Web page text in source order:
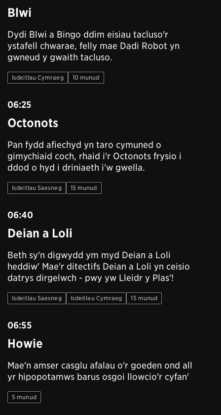
Blwi
Dydi Blwi a Bingo ddim eisiau tacluso'r
ystafell chwarae, felly mae Dadi Robot yn
gwneud y gwaith tacluso.
Isdeitlau Cymraeg 10 munud
06:25
Octonots
Pan fydd afiechyd yn taro cymuned o
gimychiaid coch, rhaid i'r Octonots frysio i
ddod o hyd i driniaeth i'w gwella.
Isdeitlau Saesneg 15 munud
06:40
Deian a Loli
Beth sy'n digwydd ym myd Deian a Loli
heddiw' Mae'r ditectifs Deian a Loli yn ceisio
datrys dirgelwch - pwy yw Lleidr y Plas'!
Isdeitlau Saesneg Isdeitlau Cymraeg 15 munud
06:55
Howie
Mae'n amser casglu afalau o'r goeden ond all
yr hipopotamws barus osgoi llowcio'r cyfan'
5 munud